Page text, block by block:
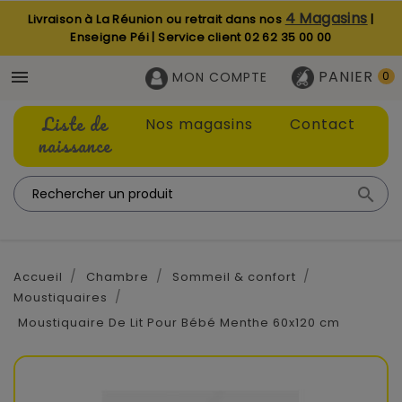
Livraison à La Réunion ou retrait dans nos 4 Magasins |
Enseigne Péi | Service client02 62 35 00 00
 PANIER 0
MON COMPTE
Liste de
naissance
Nos magasins Contact

Accueil Chambre
Sommeil & confort
Moustiquaires
Moustiquaire De Lit Pour Bébé Menthe 60x120 cm